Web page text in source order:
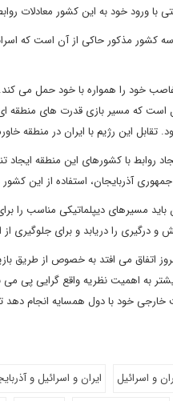
با ورود خود به این کشور معادلات
کشور مذکور حاکی از آن است که
خود را همواره با خود حمل می
است که مسیر بازی قدرت های منطقه
این رژیم با ایران در منطقه
روابط با کشورهای این منطقه
آذربایجان، استفاده از این
باید مسیرهای دیپلماتیکی مناسب را
را دریابد و برای جلوگیری از
اتفاق می افتد به خصوص از طریق
به اهمیت نظریه واقع گرایی پی
خارجی خود با دول همسایه انجام دهد
و اسرائیل ایران و اسرائیل و